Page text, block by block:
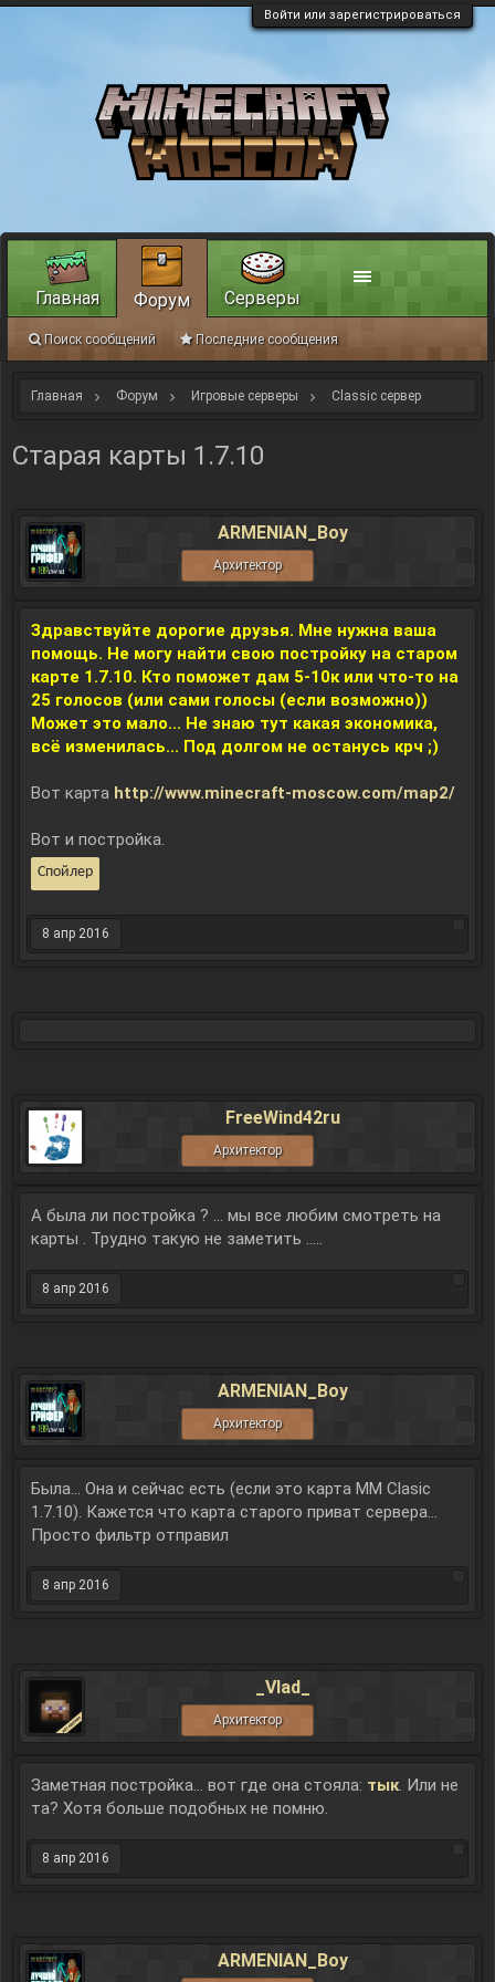
Войти или зарегистрироваться
Главная Форум Игровые серверы Classic сервер
Старая карты 1.7.10
ARMENIAN_Boy
Архитектор
Здравствуйте дорогие друзья. Мне нужна ваша
помощь. Не могу найти свою постройку на старом
карте 1.7.10. Кто поможет дам 5-10к или что-то на
25 голосов (или сами голосы (если возможно))
Может это мало... Не знаю тут какая экономика,
всё изменилась... Под долгом не останусь крч ;)
Вот карта http://www.minecraft-moscow.com/map2/
Вот и постройка.
Спойлер
8 апр 2016
FreeWind42ru
Архитектор
А была ли постройка ? ... мы все любим смотреть на
карты . Трудно такую не заметить .....
8 апр 2016
ARMENIAN_Boy
Архитектор
Была... Она и сейчас есть (если это карта MM Clasic
1.7.10). Кажется что карта старого приват сервера...
Просто фильтр отправил
8 апр 2016
_Vlad_
Архитектор
Заметная постройка... вот где она стояла: тык. Или не
та? Хотя больше подобных не помню.
8 апр 2016
ARMENIAN_Boy
Главная Форум
Поиск сообщений Последние сообщения
Серверы